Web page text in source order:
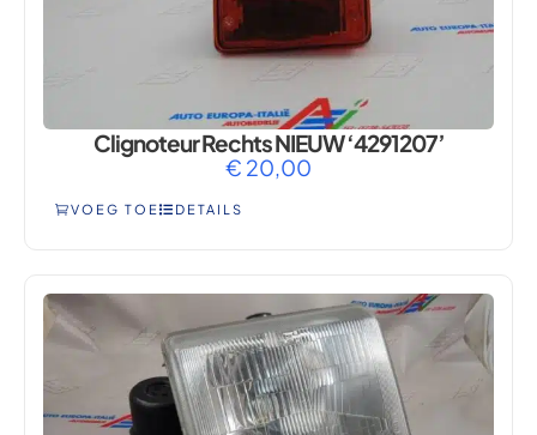
Clignoteur Rechts NIEUW ‘4291207’
€ 20,00
VOEG TOE DETAILS